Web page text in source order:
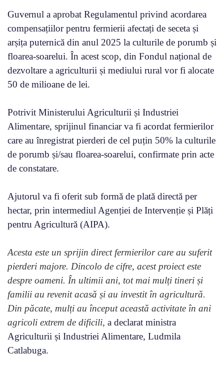
Guvernul a aprobat Regulamentul privind acordarea
compensațiilor pentru fermierii afectați de seceta și
arșița puternică din anul 2025 la culturile de porumb și
floarea-soarelui. În acest scop, din Fondul național de
dezvoltare a agriculturii și mediului rural vor fi alocate
50 de milioane de lei.
Potrivit Ministerului Agriculturii și Industriei
Alimentare, sprijinul financiar va fi acordat fermierilor
care au înregistrat pierderi de cel puțin 50% la culturile
de porumb și/sau floarea-soarelui, confirmate prin acte
de constatare.
Ajutorul va fi oferit sub formă de plată directă per
hectar, prin intermediul Agenției de Intervenție și Plăți
pentru Agricultură (AIPA).
Acesta este un sprijin direct fermierilor care au suferit
pierderi majore. Dincolo de cifre, acest proiect este
despre oameni. În ultimii ani, tot mai mulți tineri și
familii au revenit acasă și au investit în agricultură.
Din păcate, mulți au început această activitate în ani
agricoli extrem de dificili, a declarat ministra
Agriculturii și Industriei Alimentare, Ludmila
Catlabuga.